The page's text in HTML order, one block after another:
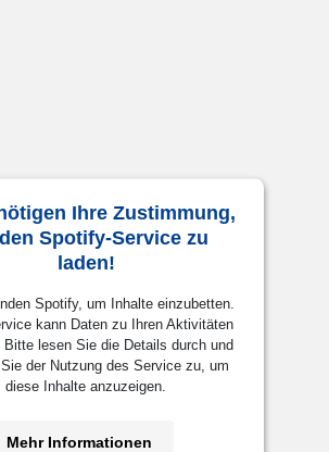
Ihre Zustimmung,
Spotify-Service zu
laden!
Spotify, um Inhalte einzubetten.
kann Daten zu Ihren Aktivitäten
Bitte lesen Sie die Details durch und
der Nutzung des Service zu, um
diese Inhalte anzuzeigen.
Mehr Informationen